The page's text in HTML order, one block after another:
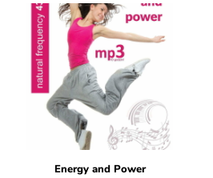
Energy and Power